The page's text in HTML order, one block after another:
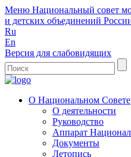
Меню Национальный совет
и детских объединений
Ru
En
Версия для слабовидящих
О Национальном Совете
О деятельности
Руководство
Аппарат
Документы
Летопись